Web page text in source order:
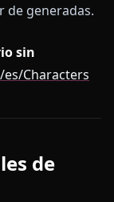
de generadas.
sin
Characters
de